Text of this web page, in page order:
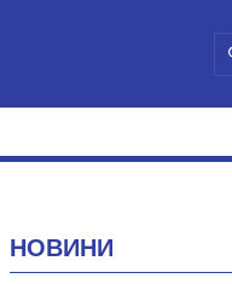
НОВИНИ